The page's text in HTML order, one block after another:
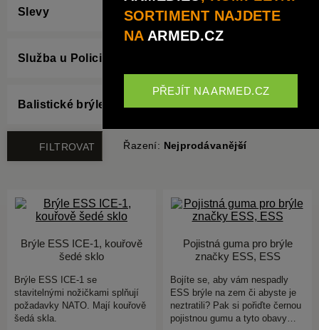
Slevy
Služba u Policie a bezpečnostních složek
Balistické brýle
FILTROVAT Řazení: Nejprodávanější
Brýle ESS ICE-1, kouřově
šedé sklo
Brýle ESS ICE-1 se
stavitelnými nožičkami splňují
požadavky NATO. Mají kouřově
šedá skla.
Pojistná guma pro brýle
značky ESS, ESS
Bojíte se, aby vám nespadly
ESS brýle na zem či abyste je
neztratili? Pak si pořiďte černou
pojistnou gumu a tyto obavy…
SORTIMENT NAJDETE
NA ARMED.CZ
PŘEJÍT NA ARMED.CZ